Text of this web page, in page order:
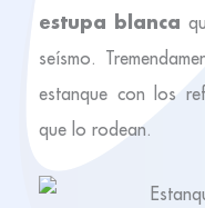
estupa blanca
seísmo.
estanque con los
que lo rodean.